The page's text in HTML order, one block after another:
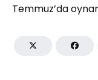
Temmuz’da